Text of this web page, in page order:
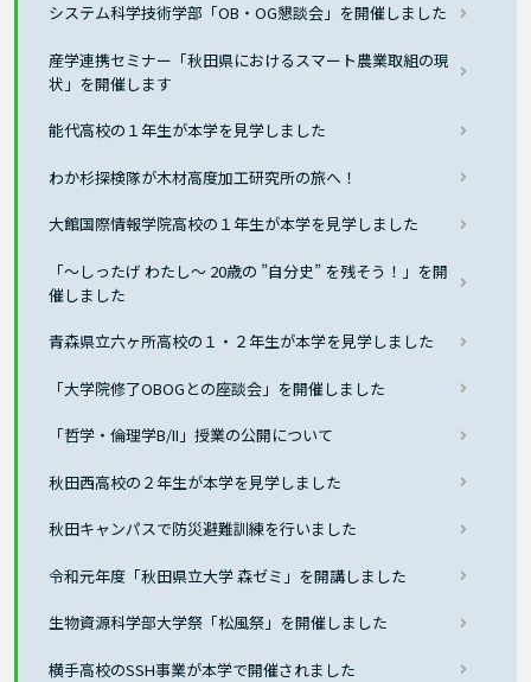
システム科学技術学部「OB・OG懇談会」を開催しました
産学連携セミナー「秋田県におけるスマート農業取組の現
状」を開催します
能代高校の１年生が本学を見学しました
わか杉探検隊が木材高度加工研究所の旅へ！
大館国際情報学院高校の１年生が本学を見学しました
「～しったげ わたし～ 20歳の ”自分史” を残そう！」を開
催しました
青森県立六ヶ所高校の１・２年生が本学を見学しました
「大学院修了OBOGとの座談会」を開催しました
「哲学・倫理学B/II」授業の公開について
秋田西高校の２年生が本学を見学しました
秋田キャンパスで防災避難訓練を行いました
令和元年度「秋田県立大学 森ゼミ」を開講しました
生物資源科学部大学祭「松風祭」を開催しました
横手高校のSSH事業が本学で開催されました